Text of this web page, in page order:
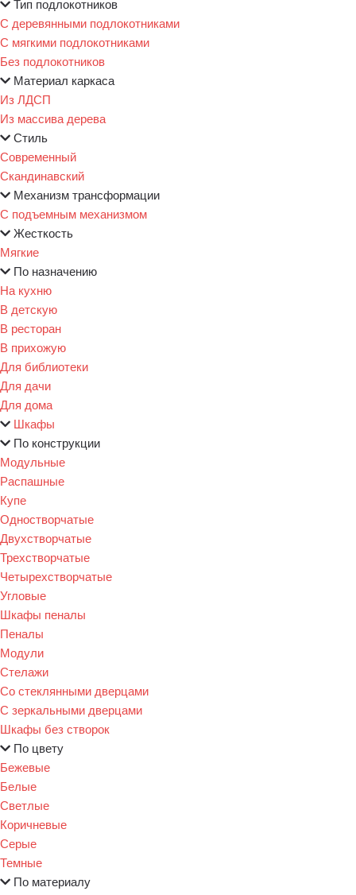
Тип подлокотников
С деревянными подлокотниками
С мягкими подлокотниками
Без подлокотников
Материал каркаса
Из ЛДСП
Из массива дерева
Стиль
Современный
Скандинавский
Механизм трансформации
С подъемным механизмом
Жесткость
Мягкие
По назначению
На кухню
В детскую
В ресторан
В прихожую
Для библиотеки
Для дачи
Для дома
Шкафы
По конструкции
Модульные
Распашные
Купе
Одностворчатые
Двухстворчатые
Трехстворчатые
Четырехстворчатые
Угловые
Шкафы пеналы
Пеналы
Модули
Стелажи
Со стеклянными дверцами
С зеркальными дверцами
Шкафы без створок
По цвету
Бежевые
Белые
Светлые
Коричневые
Серые
Темные
По материалу